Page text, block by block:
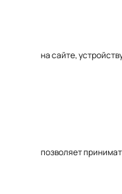
на сайте,
позволяет